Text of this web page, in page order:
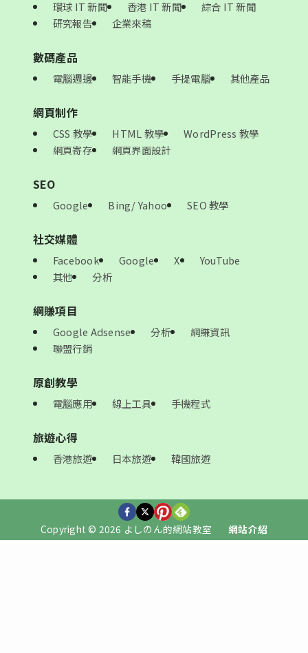
環球 IT 新聞 香港 IT 新聞
綜合 IT 新聞
研究報告
企業來稿
數碼產品
電腦週邊 智能手機 手提電腦 其他產品
網頁制作
CSS 教學 HTML 教學
WordPress 教學
網頁寄存
網頁界面設計
SEO
Google Bing/ Yahoo SEO 教學
社交媒體
Facebook Google X
YouTube
其他
分析
網賺項目
Google Adsense 分析
網賺資訊
聯盟行銷
原創教學
電腦應用 線上工具 手機程式
旅遊心得
香港旅遊 日本旅遊 韓國旅遊
Copyright © 2026 よしのん的網站教室 網站介紹